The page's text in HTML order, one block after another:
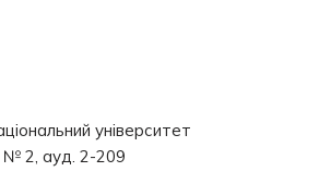
університет
№ 2, ауд. 2-209